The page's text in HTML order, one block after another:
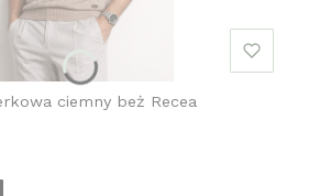
ciemny beż Recea